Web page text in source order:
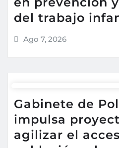
del trabajo
Ago 7, 2026
Gabinete de
impulsa
agilizar el